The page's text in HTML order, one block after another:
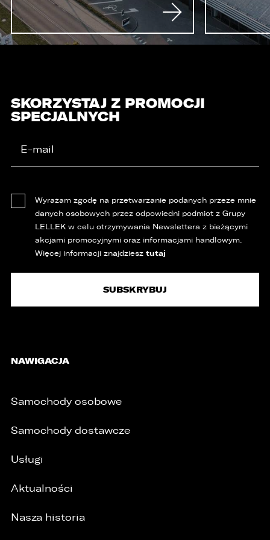
SKORZYSTAJ Z PROMOCJI
SPECJALNYCH
Wyrażam zgodę na przetwarzanie podanych przeze mnie
danych osobowych przez odpowiedni podmiot z Grupy
LELLEK w celu otrzymywania Newslettera z bieżącymi
akcjami promocyjnymi oraz informacjami handlowym.
Więcej informacji znajdziesz tutaj
NAWIGACJA
Samochody osobowe
Samochody dostawcze
Usługi
Aktualności
Nasza historia